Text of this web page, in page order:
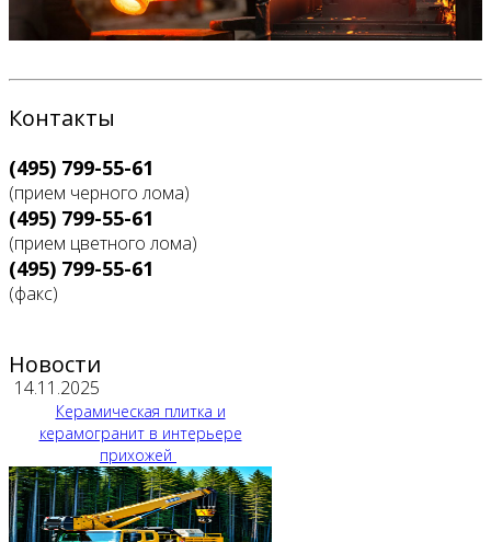
Контакты
(495) 799-55-61
(прием черного лома)
(495) 799-55-61
(прием цветного лома)
(495) 799-55-61
(факс)
Новости
14.11.2025
Керамическая плитка и
керамогранит в интерьере
прихожей